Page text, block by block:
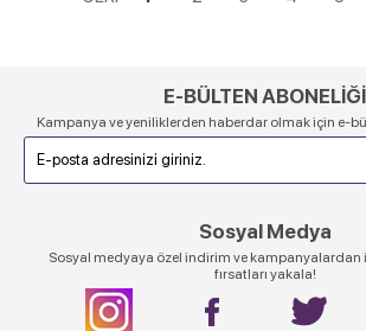
E-BÜLTEN ABONELİĞİ
Kampanya ve yeniliklerden haberdar olmak için e-
Sosyal Medya
Sosyal medyaya özel indirim ve kampanyalardan
fırsatları yakala!